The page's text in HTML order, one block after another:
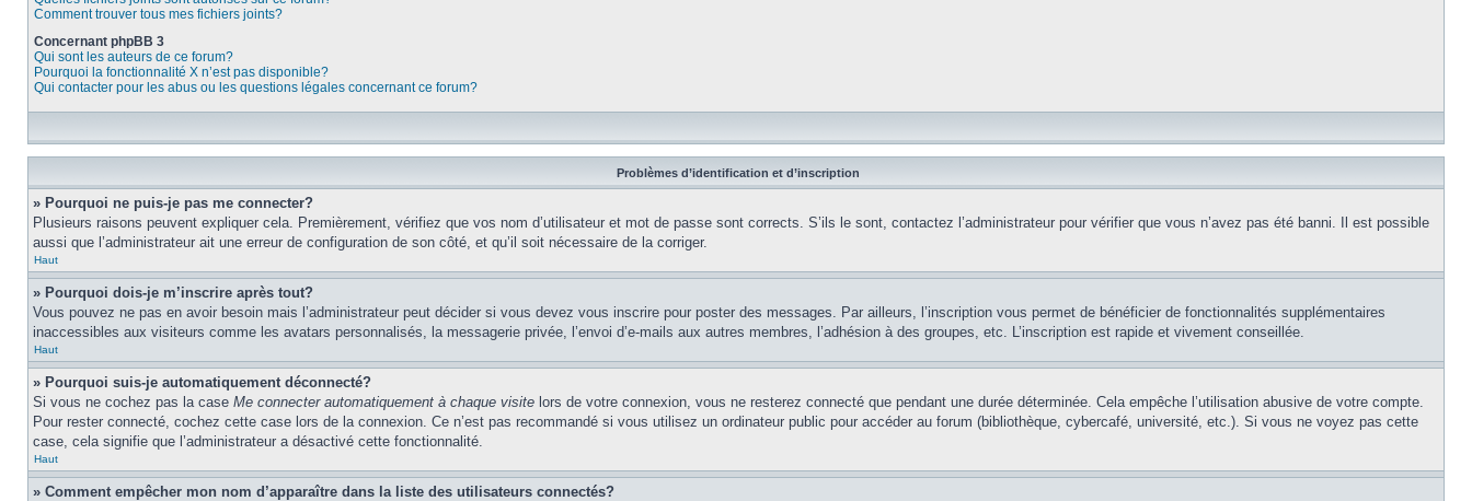
Comment trouver tous mes fichiers joints?
Concernant phpBB 3
Qui sont les auteurs de ce forum?
Pourquoi la fonctionnalité X n’est pas disponible?
Qui contacter pour les abus ou les questions légales concernant ce forum?
Problèmes d’identification et d’inscription
» Pourquoi ne puis-je pas me connecter?
Plusieurs raisons peuvent expliquer cela. Premièrement, vérifiez que vos nom d’utilisateur et mot de passe sont corrects. S’ils le sont, contactez l’administrateur pour vérifier que vous n’avez pas été banni. Il est possible
aussi que l’administrateur ait une erreur de configuration de son côté, et qu’il soit nécessaire de la corriger.
Haut
» Pourquoi dois-je m’inscrire après tout?
Vous pouvez ne pas en avoir besoin mais l’administrateur peut décider si vous devez vous inscrire pour poster des messages. Par ailleurs, l’inscription vous permet de bénéficier de fonctionnalités supplémentaires
inaccessibles aux visiteurs comme les avatars personnalisés, la messagerie privée, l’envoi d’e-mails aux autres membres, l’adhésion à des groupes, etc. L’inscription est rapide et vivement conseillée.
Haut
» Pourquoi suis-je automatiquement déconnecté?
Si vous ne cochez pas la case Me connecter automatiquement à chaque visite lors de votre connexion, vous ne resterez connecté que pendant une durée déterminée. Cela empêche l’utilisation abusive de votre compte.
Pour rester connecté, cochez cette case lors de la connexion. Ce n’est pas recommandé si vous utilisez un ordinateur public pour accéder au forum (bibliothèque, cybercafé, université, etc.). Si vous ne voyez pas cette
case, cela signifie que l’administrateur a désactivé cette fonctionnalité.
Haut
» Comment empêcher mon nom d’apparaître dans la liste des utilisateurs connectés?